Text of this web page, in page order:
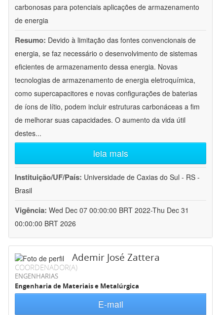
carbonosas para potenciais aplicações de armazenamento
de energia
Resumo: Devido à limitação das fontes convencionais de
energia, se faz necessário o desenvolvimento de sistemas
eficientes de armazenamento dessa energia. Novas
tecnologias de armazenamento de energia eletroquímica,
como supercapacitores e novas configurações de baterias
de íons de lítio, podem incluir estruturas carbonáceas a fim
de melhorar suas capacidades. O aumento da vida útil
destes...
leia mais
Instituição/UF/País: Universidade de Caxias do Sul - RS -
Brasil
Vigência: Wed Dec 07 00:00:00 BRT 2022-Thu Dec 31
00:00:00 BRT 2026
Ademir José Zattera
COORDENADOR(A)
ENGENHARIAS
Engenharia de Materiais e Metalúrgica
E-mail